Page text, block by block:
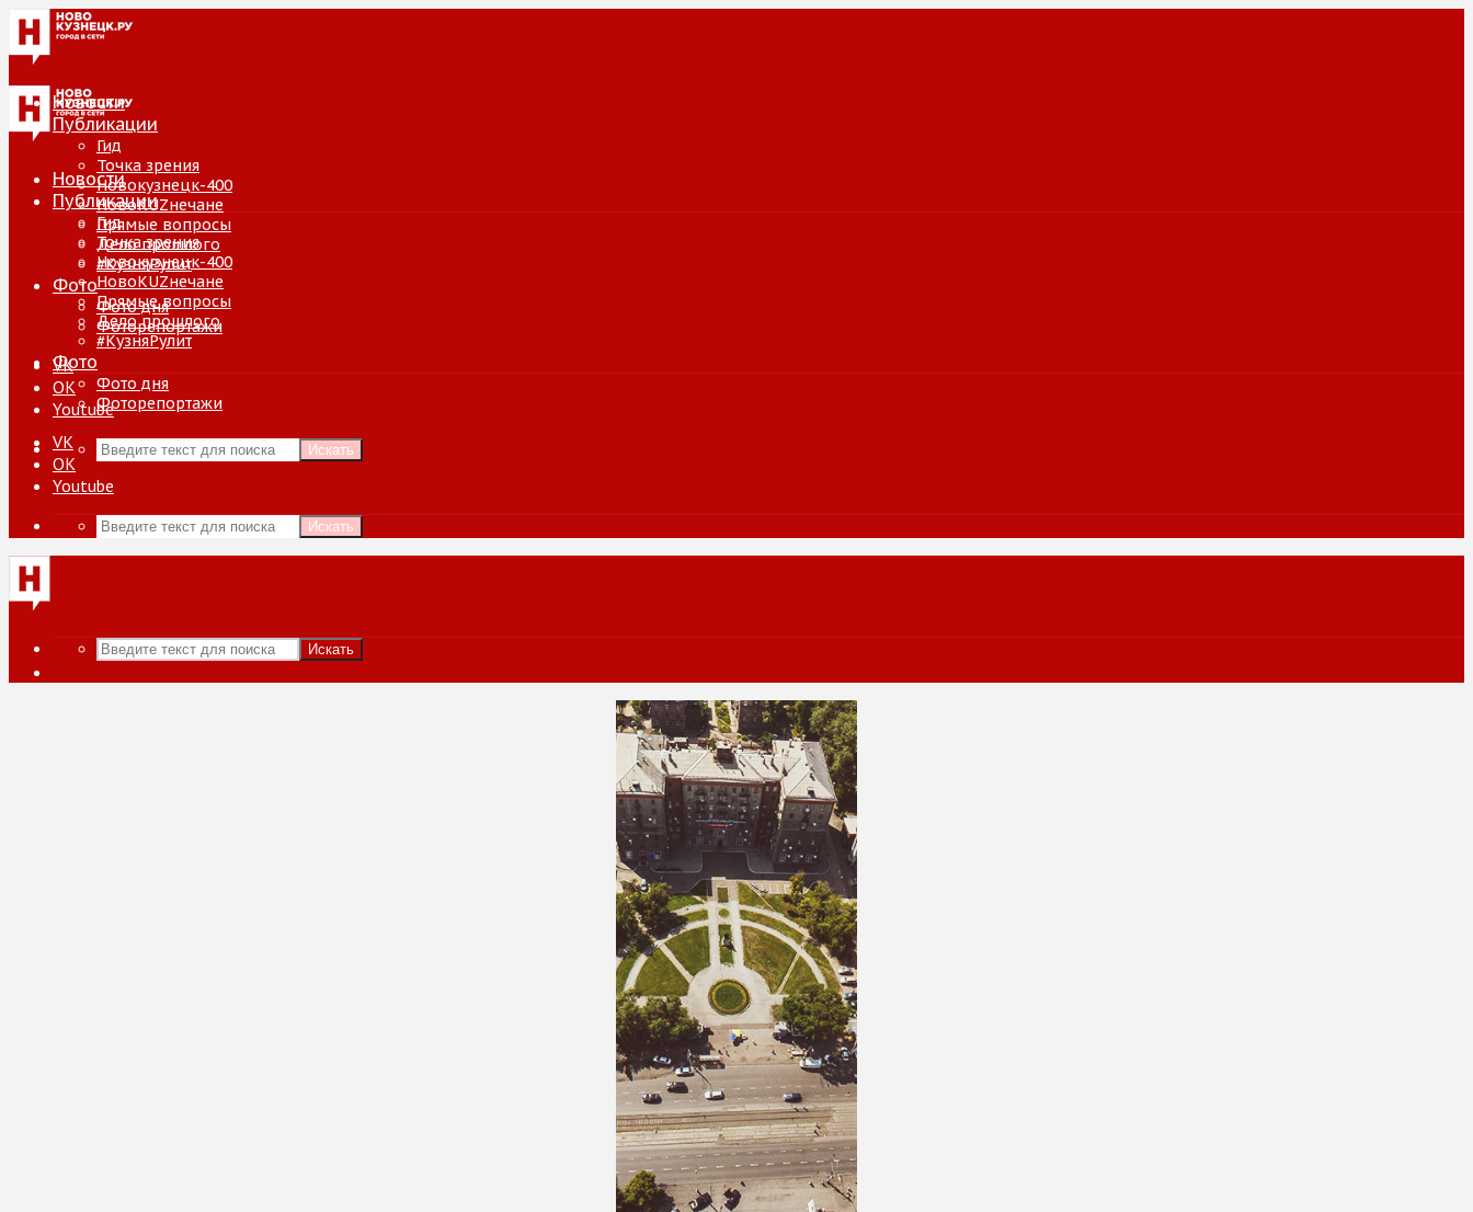
Новости
Публикации
Гид
Точка зрения
Новокузнецк-400
НовоKUZнечане
Прямые вопросы
Дело прошлого
#КузняРулит
Фото
Фото дня
Фоторепортажи
VK
ОК
Youtube
Искать
Новости
Публикации
Гид
Точка зрения
Новокузнецк-400
НовоKUZнечане
Прямые вопросы
Дело прошлого
#КузняРулит
Фото
Фото дня
Фоторепортажи
VK
ОК
Youtube
Искать
Искать